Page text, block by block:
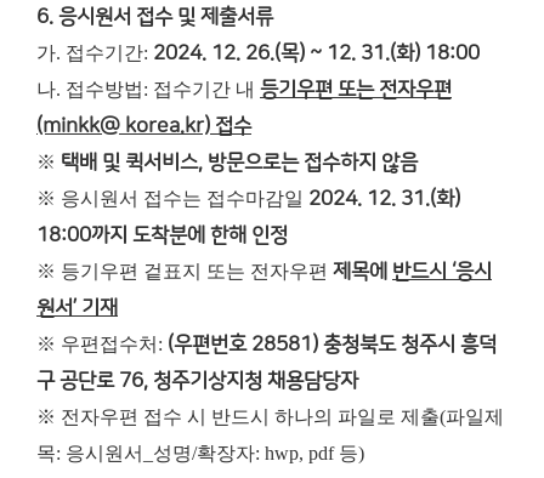
6. 응시원서 접수 및 제출서류
가. 접수기간: 2024. 12. 26.(목) ~ 12. 31.(화) 18:00
나. 접수방법: 접수기간 내 등기우편 또는 전자우편
(minkk@ korea.kr) 접수
※ 택배 및 퀵서비스, 방문으로는 접수하지 않음
※ 응시원서 접수는 접수마감일 2024. 12. 31.(화)
18:00까지 도착분에 한해 인정
※ 등기우편 겉표지 또는 전자우편 제목에 반드시 ‘응시
원서’ 기재
※ 우편접수처: (우편번호 28581) 충청북도 청주시 흥덕
구 공단로 76, 청주기상지청 채용담당자
※ 전자우편 접수 시 반드시 하나의 파일로 제출(파일제
목: 응시원서_성명/확장자: hwp, pdf 등)